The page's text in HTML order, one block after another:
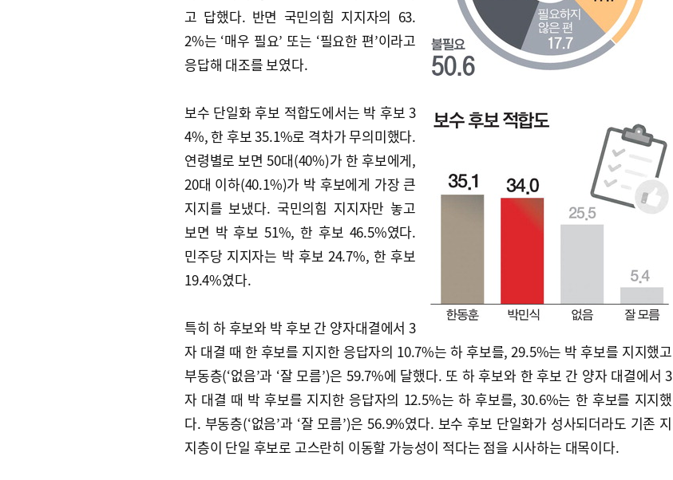
고 답했다. 반면 국민의힘 지지자의 63.
2%는 ‘매우 필요’ 또는 ‘필요한 편’이라고
응답해 대조를 보였다.
보수 단일화 후보 적합도에서는 박 후보 3
4%, 한 후보 35.1%로 격차가 무의미했다.
연령별로 보면 50대(40%)가 한 후보에게,
20대 이하(40.1%)가 박 후보에게 가장 큰
지지를 보냈다. 국민의힘 지지자만 놓고
보면 박 후보 51%, 한 후보 46.5%였다.
민주당 지지자는 박 후보 24.7%, 한 후보
19.4%였다.
특히 하 후보와 박 후보 간 양자대결에서 3
자 대결 때 한 후보를 지지한 응답자의 10.7%는 하 후보를, 29.5%는 박 후보를 지지했고
부동층(‘없음’과 ‘잘 모름’)은 59.7%에 달했다. 또 하 후보와 한 후보 간 양자 대결에서 3
자 대결 때 박 후보를 지지한 응답자의 12.5%는 하 후보를, 30.6%는 한 후보를 지지했
다. 부동층(‘없음’과 ‘잘 모름’)은 56.9%였다. 보수 후보 단일화가 성사되더라도 기존 지
지층이 단일 후보로 고스란히 이동할 가능성이 적다는 점을 시사하는 대목이다.